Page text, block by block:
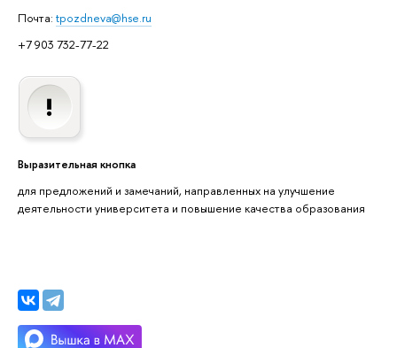
Почта: tpozdneva@hse.ru
+7 903 732-77-22
Выразительная кнопка
для предложений и замечаний, направленных на улучшение
деятельности университета и повышение качества образования